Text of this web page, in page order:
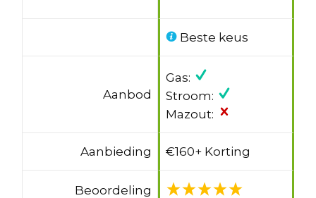
Beste keus
Aanbod
Gas:
Stroom:
Mazout:
Aanbieding €160+ Korting
Beoordeling